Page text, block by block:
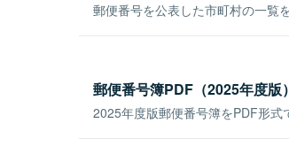
郵便番号を公表した市町村の一覧
郵便番号簿PDF（2025年度版）
2025年度版郵便番号簿をPDF形式